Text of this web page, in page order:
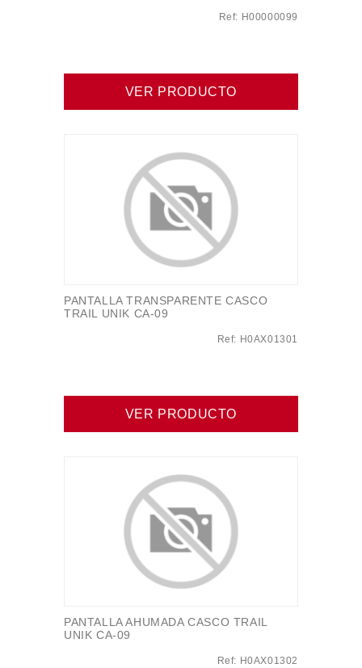
Ref: H00000099
VER PRODUCTO
PANTALLA TRANSPARENTE CASCO
TRAIL UNIK CA-09
Ref: H0AX01301
VER PRODUCTO
PANTALLA AHUMADA CASCO TRAIL
UNIK CA-09
Ref: H0AX01302